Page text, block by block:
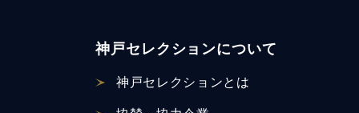
神戸セレクションについて
神戸セレクションとは